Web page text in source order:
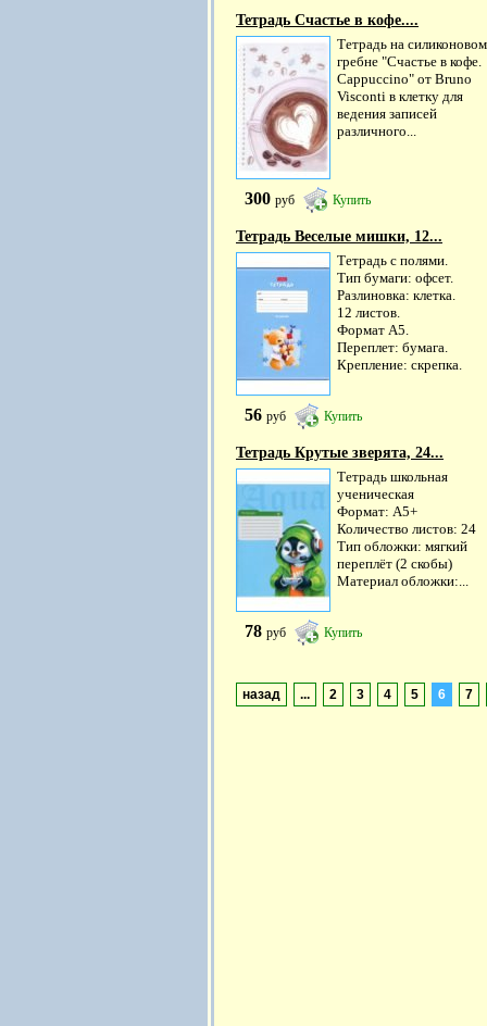
Тетрадь Счастье в кофе....
Тетрадь на силиконовом
гребне "Счастье в кофе.
Cappuccino" от Bruno
Visconti в клетку для
ведения записей
различного...
300 руб Купить
Тетрадь Веселые мишки, 12...
Тетрадь с полями.
Тип бумаги: офсет.
Разлиновка: клетка.
12 листов.
Формат А5.
Переплет: бумага.
Крепление: скрепка.
56 руб Купить
Тетрадь Крутые зверята, 24...
Тетрадь школьная
ученическая
Формат: А5+
Количество листов: 24
Тип обложки: мягкий
переплёт (2 скобы)
Материал обложки:...
78 руб Купить
назад ... 2 3 4 5 6 7